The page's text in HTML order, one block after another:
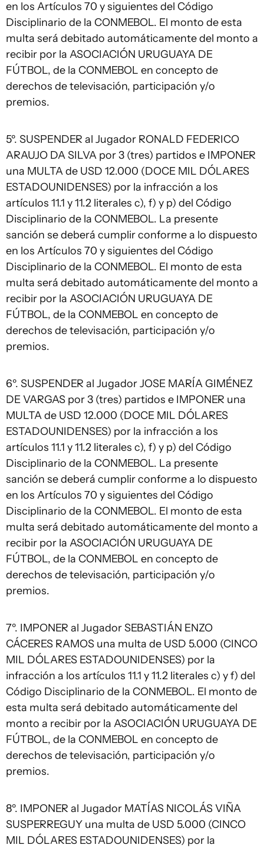
en los Artículos 70 y siguientes del Código
Disciplinario de la CONMEBOL. El monto de esta
multa será debitado automáticamente del monto a
recibir por la ASOCIACIÓN URUGUAYA DE
FÚTBOL, de la CONMEBOL en concepto de
derechos de televisación, participación y/o
premios.
5º. SUSPENDER al Jugador RONALD FEDERICO
ARAUJO DA SILVA por 3 (tres) partidos e IMPONER
una MULTA de USD 12.000 (DOCE MIL DÓLARES
ESTADOUNIDENSES) por la infracción a los
artículos 11.1 y 11.2 literales c), f) y p) del Código
Disciplinario de la CONMEBOL. La presente
sanción se deberá cumplir conforme a lo dispuesto
en los Artículos 70 y siguientes del Código
Disciplinario de la CONMEBOL. El monto de esta
multa será debitado automáticamente del monto a
recibir por la ASOCIACIÓN URUGUAYA DE
FÚTBOL, de la CONMEBOL en concepto de
derechos de televisación, participación y/o
premios.
6º. SUSPENDER al Jugador JOSE MARÍA GIMÉNEZ
DE VARGAS por 3 (tres) partidos e IMPONER una
MULTA de USD 12.000 (DOCE MIL DÓLARES
ESTADOUNIDENSES) por la infracción a los
artículos 11.1 y 11.2 literales c), f) y p) del Código
Disciplinario de la CONMEBOL. La presente
sanción se deberá cumplir conforme a lo dispuesto
en los Artículos 70 y siguientes del Código
Disciplinario de la CONMEBOL. El monto de esta
multa será debitado automáticamente del monto a
recibir por la ASOCIACIÓN URUGUAYA DE
FÚTBOL, de la CONMEBOL en concepto de
derechos de televisación, participación y/o
premios.
7º. IMPONER al Jugador SEBASTIÁN ENZO
CÁCERES RAMOS una multa de USD 5.000 (CINCO
MIL DÓLARES ESTADOUNIDENSES) por la
infracción a los artículos 11.1 y 11.2 literales c) y f) del
Código Disciplinario de la CONMEBOL. El monto de
esta multa será debitado automáticamente del
monto a recibir por la ASOCIACIÓN URUGUAYA DE
FÚTBOL, de la CONMEBOL en concepto de
derechos de televisación, participación y/o
premios.
8º. IMPONER al Jugador MATÍAS NICOLÁS VIÑA
SUSPERREGUY una multa de USD 5.000 (CINCO
MIL DÓLARES ESTADOUNIDENSES) por la